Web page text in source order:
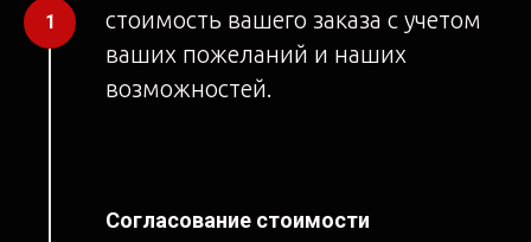
стоимость вашего заказа с учетом
ваших пожеланий и наших
возможностей.
Согласование стоимости